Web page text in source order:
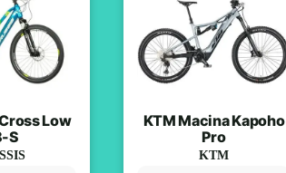
Low
S
KTM Macina Kapoho
Pro
KTM